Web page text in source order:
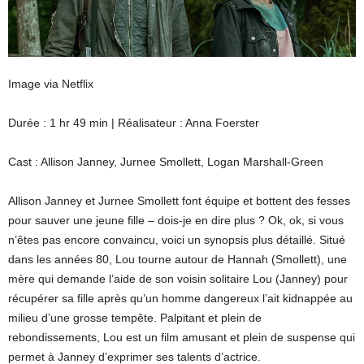
Image via Netflix
Durée : 1 hr 49 min | Réalisateur : Anna Foerster
Cast : Allison Janney, Jurnee Smollett, Logan Marshall-Green
Allison Janney et Jurnee Smollett font équipe et bottent des fesses
pour sauver une jeune fille – dois-je en dire plus ? Ok, ok, si vous
n’êtes pas encore convaincu, voici un synopsis plus détaillé. Situé
dans les années 80, Lou tourne autour de Hannah (Smollett), une
mère qui demande l’aide de son voisin solitaire Lou (Janney) pour
récupérer sa fille après qu’un homme dangereux l’ait kidnappée au
milieu d’une grosse tempête. Palpitant et plein de
rebondissements, Lou est un film amusant et plein de suspense qui
permet à Janney d’exprimer ses talents d’actrice.